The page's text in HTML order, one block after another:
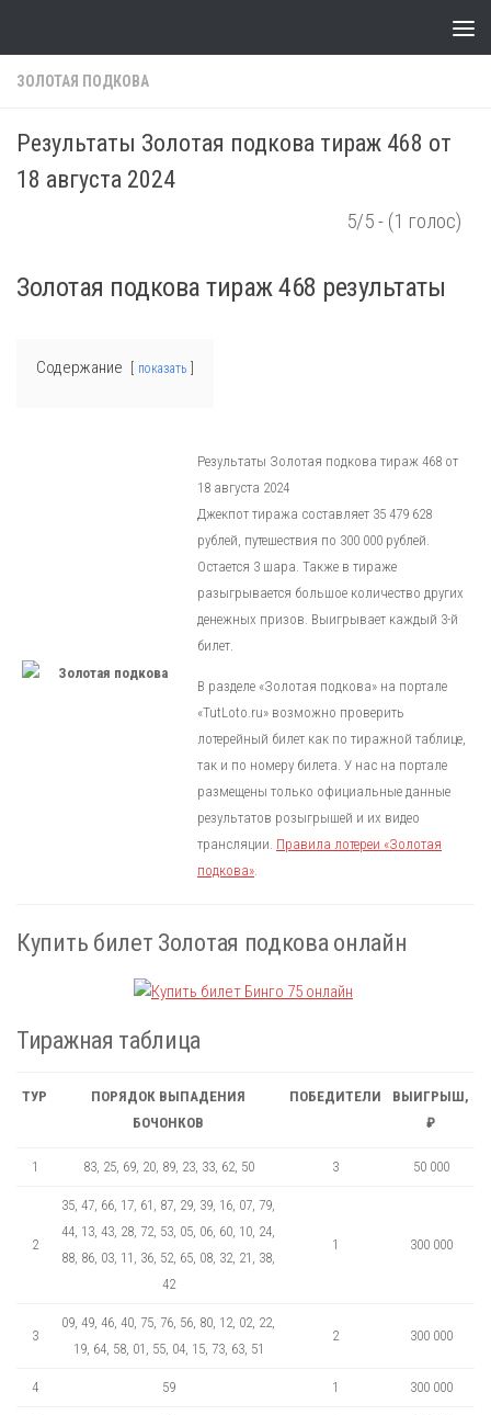
ЗОЛОТАЯ ПОДКОВА
Результаты Золотая подкова тираж 468 от
18 августа 2024
5/5 - (1 голос)
Золотая подкова тираж 468 результаты
Содержание показать
Результаты Золотая подкова тираж 468 от
18 августа 2024
Джекпот тиража составляет 35 479 628
рублей, путешествия по 300 000 рублей.
Остается 3 шара. Также в тираже
разыгрывается большое количество других
денежных призов. Выигрывает каждый 3-й
билет.
В разделе «Золотая подкова» на портале
«TutLoto.ru» возможно проверить
лотерейный билет как по тиражной таблице,
так и по номеру билета. У нас на портале
размещены только официальные данные
результатов розыгрышей и их видео
трансляции. Правила лотереи «Золотая
подкова».
Купить билет Золотая подкова онлайн
Тиражная таблица
ТУР
ПОРЯДОК ВЫПАДЕНИЯ
БОЧОНКОВ
ПОБЕДИТЕЛИ
ВЫИГРЫШ,
₽
1 83, 25, 69, 20, 89, 23, 33, 62, 50 3 50 000
2
35, 47, 66, 17, 61, 87, 29, 39, 16, 07, 79,
44, 13, 43, 28, 72, 53, 05, 06, 60, 10, 24,
88, 86, 03, 11, 36, 52, 65, 08, 32, 21, 38,
42
1 300 000
3
09, 49, 46, 40, 75, 76, 56, 80, 12, 02, 22,
19, 64, 58, 01, 55, 04, 15, 73, 63, 51
2 300 000
4 59 1 300 000